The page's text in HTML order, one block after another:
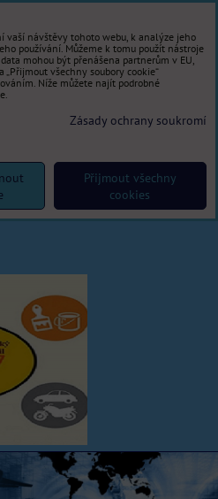
vaší návštěvy tohoto webu, k analýze jeho
používání. Můžeme k tomu použít nástroje
mohou být přenášena partnerům v EU,
všechny soubory cookie“
Níže můžete najít podrobné
Zásady ochrany soukromí
Přijmout všechny
cookies